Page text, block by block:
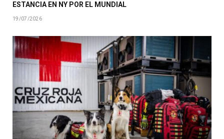
ESTANCIA EN NY POR EL MUNDIAL
19/07/2026